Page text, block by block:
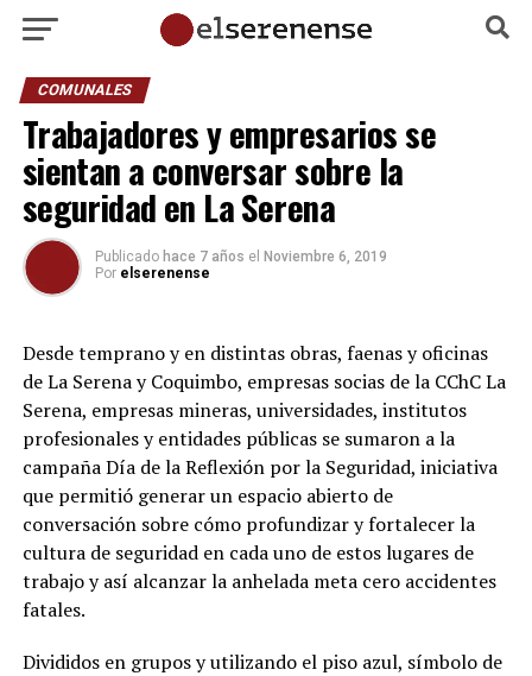
COMUNALES
Trabajadores y empresarios se
sientan a conversar sobre la
seguridad en La Serena
Publicado hace 7 años el Noviembre 6, 2019
Por elserenense
Desde temprano y en distintas obras, faenas y oficinas
de La Serena y Coquimbo, empresas socias de la CChC La
Serena, empresas mineras, universidades, institutos
profesionales y entidades públicas se sumaron a la
campaña Día de la Reflexión por la Seguridad, iniciativa
que permitió generar un espacio abierto de
conversación sobre cómo profundizar y fortalecer la
cultura de seguridad en cada uno de estos lugares de
trabajo y así alcanzar la anhelada meta cero accidentes
fatales.
Divididos en grupos y utilizando el piso azul, símbolo de